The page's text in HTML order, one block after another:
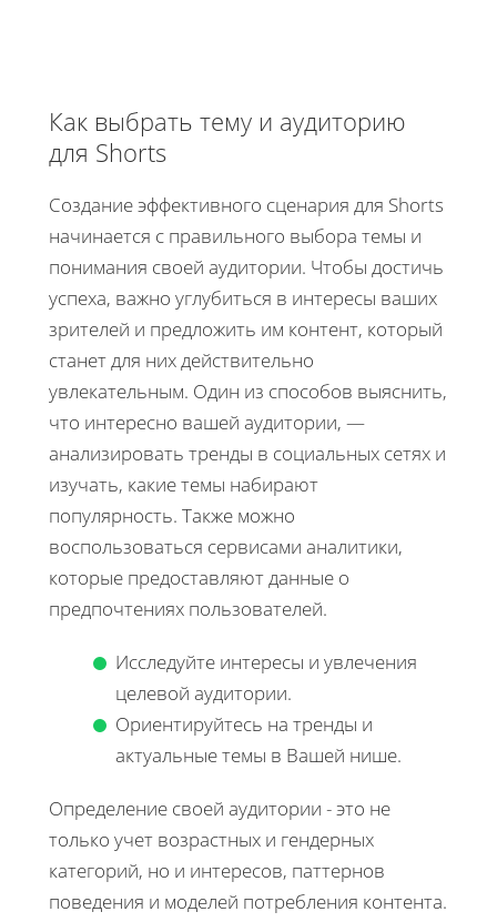
Как выбрать тему и аудиторию
для Shorts
Создание эффективного сценария для Shorts
начинается с правильного выбора темы и
понимания своей аудитории. Чтобы достичь
успеха, важно углубиться в интересы ваших
зрителей и предложить им контент, который
станет для них действительно
увлекательным. Один из способов выяснить,
что интересно вашей аудитории, —
анализировать тренды в социальных сетях и
изучать, какие темы набирают
популярность. Также можно
воспользоваться сервисами аналитики,
которые предоставляют данные о
предпочтениях пользователей.
Исследуйте интересы и увлечения
целевой аудитории.
Ориентируйтесь на тренды и
актуальные темы в Вашей нише.
Определение своей аудитории - это не
только учет возрастных и гендерных
категорий, но и интересов, паттернов
поведения и моделей потребления контента.